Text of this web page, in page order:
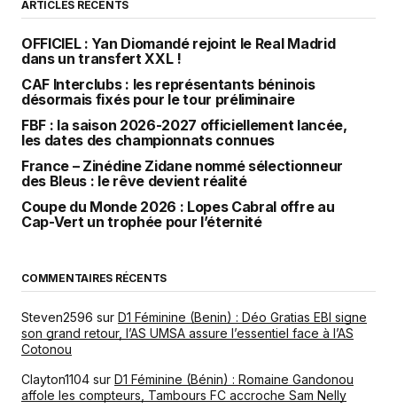
ARTICLES RÉCENTS
OFFICIEL : Yan Diomandé rejoint le Real Madrid
dans un transfert XXL !
CAF Interclubs : les représentants béninois
désormais fixés pour le tour préliminaire
FBF : la saison 2026-2027 officiellement lancée,
les dates des championnats connues
France – Zinédine Zidane nommé sélectionneur
des Bleus : le rêve devient réalité
Coupe du Monde 2026 : Lopes Cabral offre au
Cap-Vert un trophée pour l’éternité
COMMENTAIRES RÉCENTS
Steven2596 sur D1 Féminine (Benin) : Déo Gratias EBI signe
son grand retour, l’AS UMSA assure l’essentiel face à l’AS
Cotonou
Clayton1104 sur D1 Féminine (Bénin) : Romaine Gandonou
affole les compteurs, Tambours FC accroche Sam Nelly